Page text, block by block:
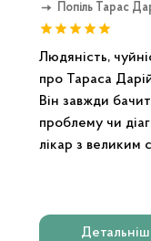
Попіль Тарас
Людяність,
про Тараса
Він завжди
проблему чи
лікар з великим